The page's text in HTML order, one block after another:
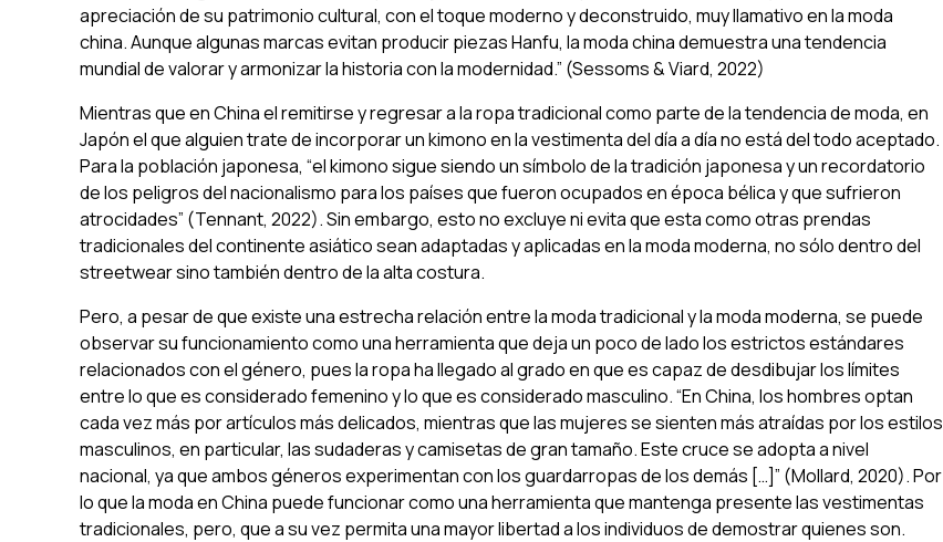
apreciación de su patrimonio cultural, con el toque moderno y deconstruido, muy llamativo en la moda
china. Aunque algunas marcas evitan producir piezas Hanfu, la moda china demuestra una tendencia
mundial de valorar y armonizar la historia con la modernidad.” (Sessoms & Viard, 2022)
Mientras que en China el remitirse y regresar a la ropa tradicional como parte de la tendencia de moda, en
Japón el que alguien trate de incorporar unkimonoen la vestimenta del día a día no está del todo aceptado.
Para la población japonesa, “elkimonosigue siendo un símbolo de la tradición japonesa y un recordatorio
de los peligros del nacionalismo para los países que fueron ocupados en época bélica y que sufrieron
atrocidades” (Tennant, 2022). Sin embargo, esto no excluye ni evita que esta como otras prendas
tradicionales del continente asiático sean adaptadas y aplicadas en la moda moderna, no sólo dentro del
streetwearsino también dentro de la alta costura.
Pero, a pesar de que existe una estrecha relación entre la moda tradicional y la moda moderna, se puede
observar su funcionamiento como una herramienta que deja un poco de lado los estrictos estándares
relacionados con el género, pues la ropa ha llegado al grado en que es capaz de desdibujar los límites
entre lo que es considerado femenino y lo que es considerado masculino. “En China, los hombres optan
cada vez más por artículos más delicados, mientras que las mujeres se sienten más atraídas por los estilos
masculinos, en particular, las sudaderas y camisetas de gran tamaño. Este cruce se adopta a nivel
nacional, ya que ambos géneros experimentan con los guardarropas de los demás […]” (Mollard, 2020). Por
lo que la moda en China puede funcionar como una herramienta que mantenga presente las vestimentas
tradicionales, pero, que a su vez permita una mayor libertad a los individuos de demostrar quienes son.